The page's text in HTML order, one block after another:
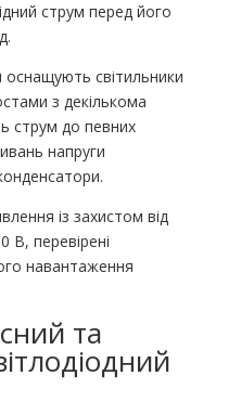
струм перед його
оснащують світильники
з декількома
струм до певних
напруги
із захистом від
В, перевірені
навантаження
та